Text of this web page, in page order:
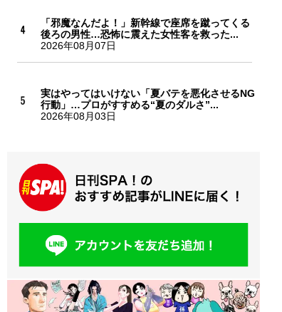
「邪魔なんだよ！」新幹線で座席を蹴ってくる
後ろの男性…恐怖に震えた女性客を救った...
2026年08月07日
実はやってはいけない「夏バテを悪化させるNG
行動」…プロがすすめる“夏のダルさ”...
2026年08月03日